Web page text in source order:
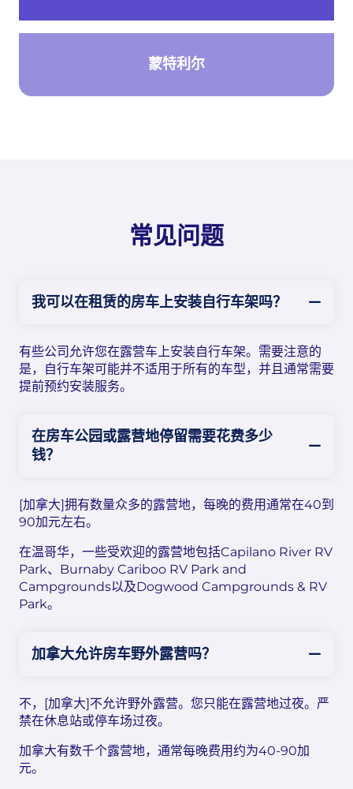
蒙特利尔
常见问题
我可以在租赁的房车上安装自行车架吗？
有些公司允许您在露营车上安装自行车架。需要注意的
是，自行车架可能并不适用于所有的车型，并且通常需要
提前预约安装服务。
在房车公园或露营地停留需要花费多少
钱？
[加拿大]拥有数量众多的露营地，每晚的费用通常在40到
90加元左右。
在温哥华，一些受欢迎的露营地包括Capilano River RV
Park、Burnaby Cariboo RV Park and
Campgrounds以及Dogwood Campgrounds & RV
Park。
加拿大允许房车野外露营吗？
不，[加拿大]不允许野外露营。您只能在露营地过夜。严
禁在休息站或停车场过夜。
加拿大有数千个露营地，通常每晚费用约为40-90加
元。